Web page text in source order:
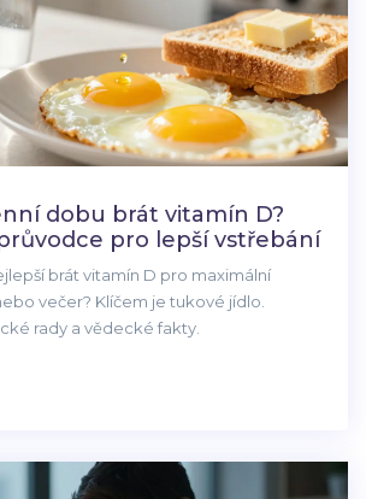
dobu brát vitamín D?
pro lepší vstřebání
brát vitamín D pro maximální
večer? Klíčem je tukové jídlo.
rady a vědecké fakty.